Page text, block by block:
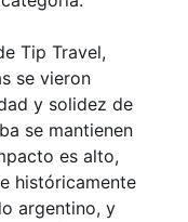
Tip Travel,
se vieron
y solidez de
se mantienen
es alto,
históricamente
argentino, y